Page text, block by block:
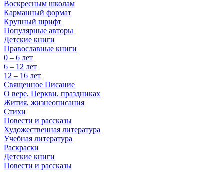
Воскресным школам
Карманный формат
Крупный шрифт
Популярные авторы
Детские книги
Православные книги
0 – 6 лет
6 – 12 лет
12 – 16 лет
Священное Писание
О вере, Церкви, праздниках
Жития, жизнеописания
Стихи
Повести и рассказы
Художественная литература
Учебная литература
Раскраски
Детские книги
Повести и рассказы